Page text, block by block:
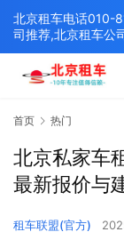
首页 热门
北京私家车
最新报价与
租车联盟(官方)
北京租车电话010-
司推荐,北京租车公
决方案,打造北京优